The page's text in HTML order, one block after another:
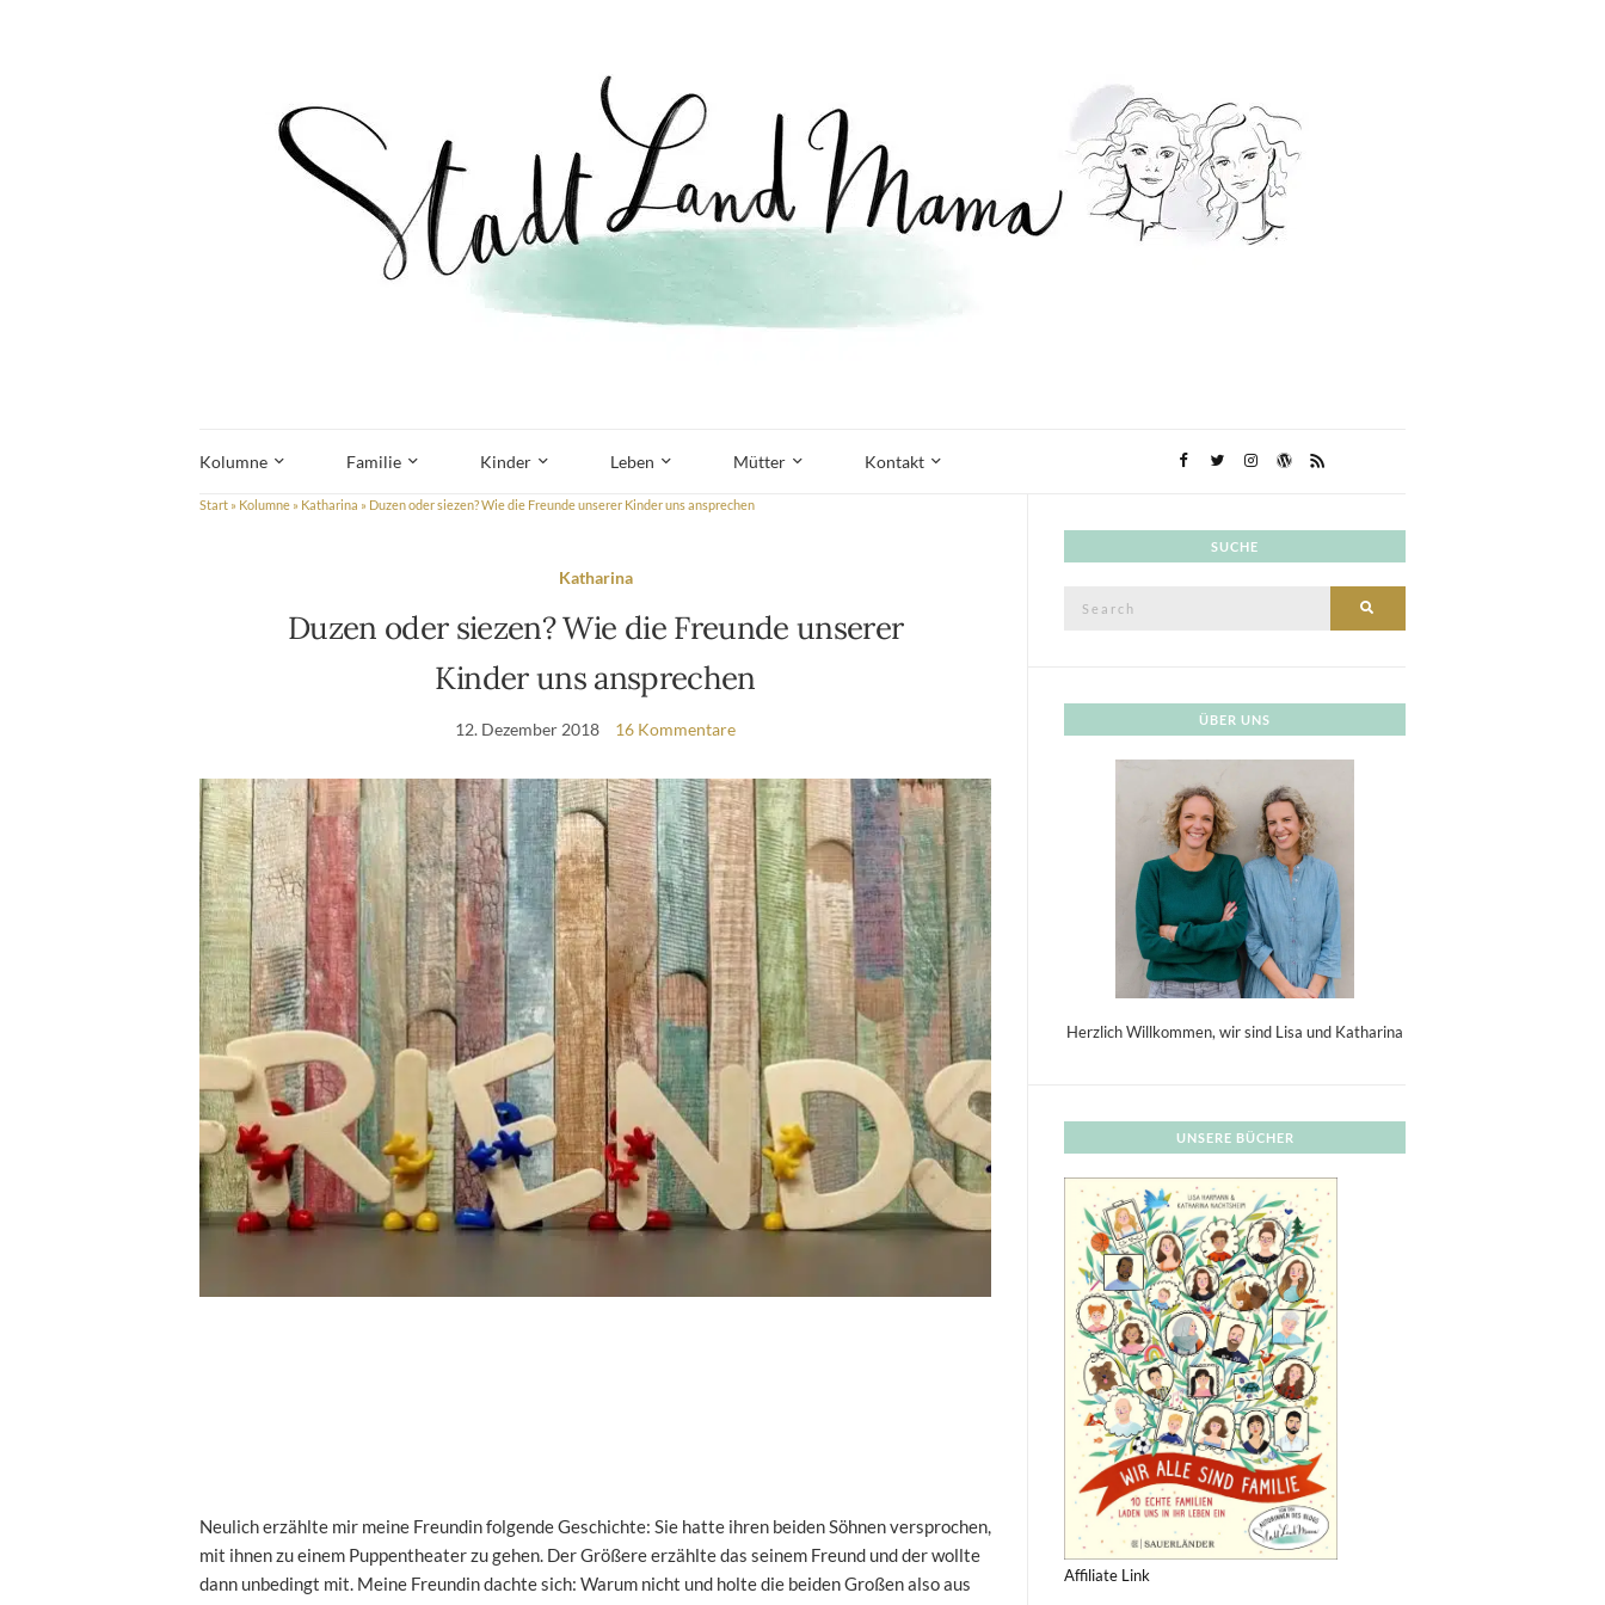
Kolumne Familie Kinder Leben Mütter Kontakt
Start » Kolumne » Katharina » Duzen oder siezen? Wie die Freunde unserer Kinder uns ansprechen
Katharina
Duzen oder siezen? Wie die Freunde unserer
Kinder uns ansprechen
12. Dezember 2018 16 Kommentare
Neulich erzählte mir meine Freundin folgende Geschichte: Sie hatte ihren beiden Söhnen versprochen,
mit ihnen zu einem Puppentheater zu gehen. Der Größere erzählte das seinem Freund und der wollte
dann unbedingt mit. Meine Freundin dachte sich: Warum nicht und holte die beiden Großen also aus
SUCHE
ÜBER UNS
Herzlich Willkommen, wir sind Lisa und Katharina
UNSERE BÜCHER
Affiliate Link